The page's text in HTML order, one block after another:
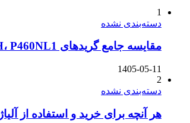
1
دسته‌بندی نشده
مقایسه جامع گریدهای P235GH، P355GH، P460NL1 و دیگر ورق‌های سری P در استاندارد DIN و EN
1405-05-11
2
دسته‌بندی نشده
هر آنچه برای خرید و استفاده از آلیاژ ۷۰۷۵ در پروژه های دریایی باید بدانید